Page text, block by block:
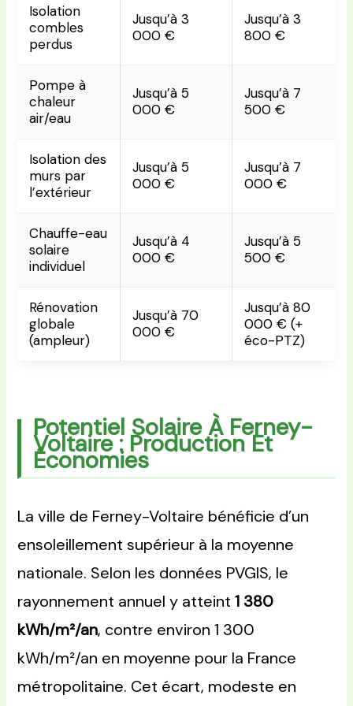
Isolation
combles
perdus
Jusqu’à 3
000 €
Jusqu’à 3
800 €
Pompe à
chaleur
air/eau
Jusqu’à 5
000 €
Jusqu’à 7
500 €
Isolation des
murs par
l’extérieur
Jusqu’à 5
000 €
Jusqu’à 7
000 €
Chauffe-eau
solaire
individuel
Jusqu’à 4
000 €
Jusqu’à 5
500 €
Rénovation
globale
(ampleur)
Jusqu’à 70
000 €
Jusqu’à 80
000 € (+
éco-PTZ)
Potentiel Solaire À Ferney-
Voltaire : Production Et
Économies
La ville de Ferney-Voltaire bénéficie d’un
ensoleillement supérieur à la moyenne
nationale. Selon les données PVGIS, le
rayonnement annuel y atteint1 380
kWh/m²/an, contre environ 1 300
kWh/m²/an en moyenne pour la France
métropolitaine. Cet écart, modeste en